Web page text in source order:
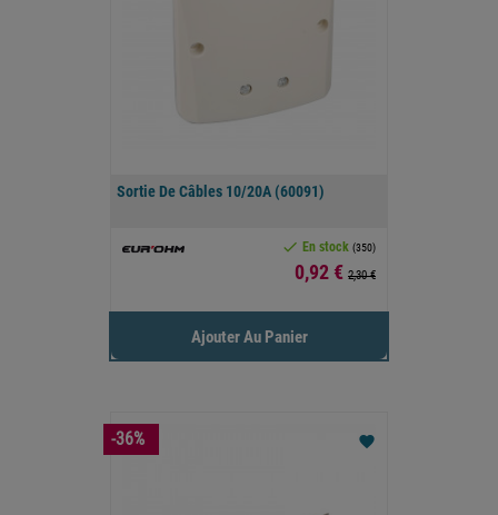
Sortie De Câbles 10/20A (60091)
 En stock (350)
Prix
0,92 € 2,30 €
Ajouter Au Panier
favorite
-36%